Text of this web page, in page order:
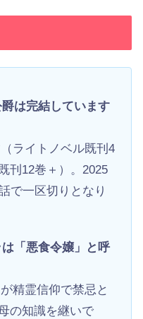
は完結しています
ライトノベル既刊4
刊12巻＋）。2025
で一区切りとなり
「悪食令嬢」と呼
精霊信仰で禁忌と
の知識を継いで